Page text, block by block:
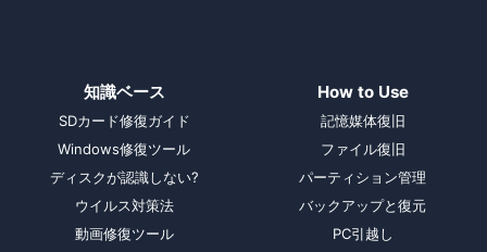
知識ベース
SDカード修復ガイド
Windows修復ツール
ディスクが認識しない?
ウイルス対策法
動画修復ツール
How to Use
記憶媒体復旧
ファイル復旧
パーティション管理
バックアップと復元
PC引越し